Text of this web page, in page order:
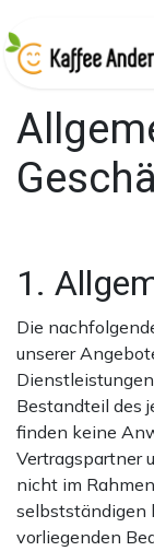
1.
Die
unserer
Bestandteil des
finden keine
Vertragspartner
nicht im
selbstständigen
vorliegenden